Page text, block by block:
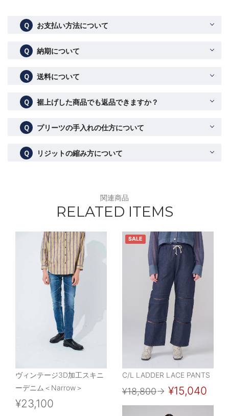
Ｑ お支払い方法について
Ｑ 納期について
Ｑ 送料について
Ｑ 裾上げした商品でも返品できますか？
Ｑ プリーツの手入れの仕方について
Ｑ リジットの縮み方について
関連商品
RELATED ITEMS
ヴィンテージ3D加工スキニ
ーデニム＜Narrow＞
¥23,100
SALE
C/L LADDER LACE PANTS
¥18,800→ ¥15,040